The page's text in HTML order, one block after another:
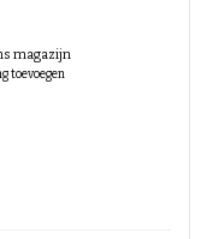
magazijn
toevoegen